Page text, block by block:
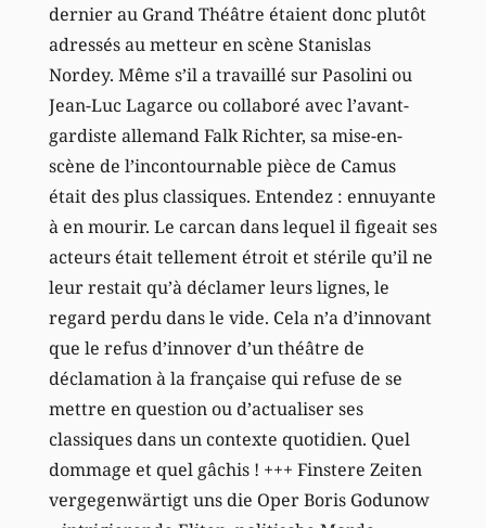
dernier au Grand Théâtre étaient donc plutôt
adressés au metteur en scène Stanislas
Nordey. Même s’il a travaillé sur Pasolini ou
Jean-Luc Lagarce ou collaboré avec l’avant-
gardiste allemand Falk Richter, sa mise-en-
scène de l’incontournable pièce de Camus
était des plus classiques. Entendez : ennuyante
à en mourir. Le carcan dans lequel il figeait ses
acteurs était tellement étroit et stérile qu’il ne
leur restait qu’à déclamer leurs lignes, le
regard perdu dans le vide. Cela n’a d’innovant
que le refus d’innover d’un théâtre de
déclamation à la française qui refuse de se
mettre en question ou d’actualiser ses
classiques dans un contexte quotidien. Quel
dommage et quel gâchis ! +++ Finstere Zeiten
vergegenwärtigt uns die Oper Boris Godunow